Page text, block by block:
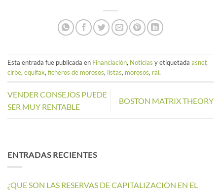
Esta entrada fue publicada en Financiación, Noticias y etiquetada asnef,
cirbe,equifax,ficheros de morosos, listas, morosos, rai.
VENDER CONSEJOS PUEDE
SER MUY RENTABLE
BOSTON MATRIX THEORY
ENTRADAS RECIENTES
¿QUE SON LAS RESERVAS DE CAPITALIZACION EN EL